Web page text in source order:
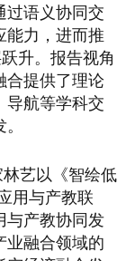
过语义协同交
能力，进而推
升。报告视角
合提供了理论
导航等学科交
艺以《智绘低
用与产教联
与产教协同发
业融合领域的